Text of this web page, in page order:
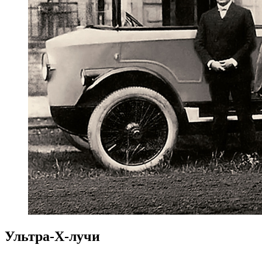
Ультра-Х-лучи